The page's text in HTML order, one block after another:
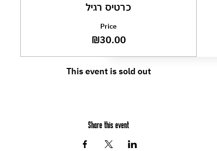
כרטיס רגיל
Price
₪30.00
This event is sold out
Share this event